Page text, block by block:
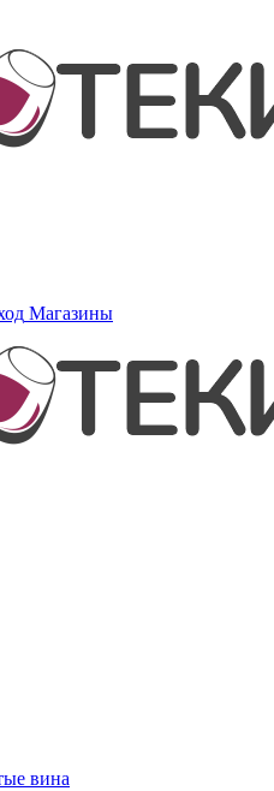
Магазины
вина